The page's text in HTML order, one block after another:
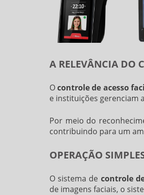
A RELEVÂNCIA DO
Ocontrole de acesso
e instituições gerenciam
Por meio do
contribuindo para um
OPERAÇÃO
O sistema de controle
de imagens faciais, o